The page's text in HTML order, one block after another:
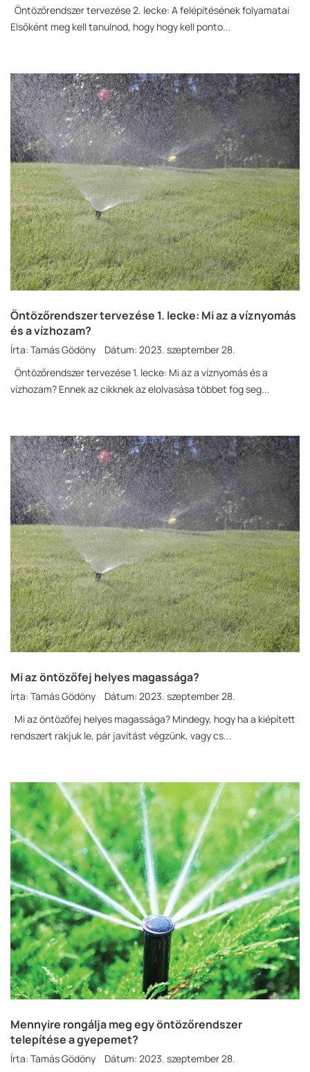
Öntözőrendszer tervezése 2. lecke: A felépítésének folyamatai
Elsőként meg kell tanulnod, hogy hogy kell ponto...
Öntözőrendszer tervezése 1. lecke: Mi az a víznyomás
és a vízhozam?
Írta: Tamás Gödöny Dátum: 2023. szeptember 28.
Öntözőrendszer tervezése 1. lecke: Mi az a víznyomás és a
vízhozam? Ennek az cikknek az elolvasása többet fog seg...
Mi az öntözőfej helyes magassága?
Írta: Tamás Gödöny Dátum: 2023. szeptember 28.
Mi az öntözőfej helyes magassága? Mindegy, hogy ha a kiépített
rendszert rakjuk le, pár javítást végzünk, vagy cs...
Mennyire rongálja meg egy öntözőrendszer
telepítése a gyepemet?
Írta: Tamás Gödöny Dátum: 2023. szeptember 28.